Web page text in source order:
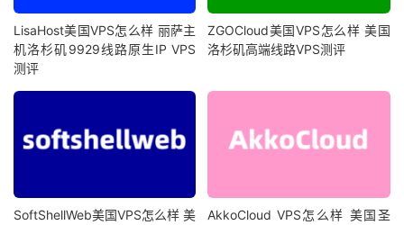
LisaHost美国VPS怎么样 丽萨主
机洛杉矶9929线路原生IP VPS
测评
ZGOCloud美国VPS怎么样 美国
洛杉矶高端线路VPS测评
SoftShellWeb美国VPS怎么样 美
AkkoCloud VPS怎么样 美国圣